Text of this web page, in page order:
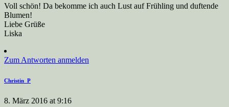
Voll schön! Da bekomme ich auch Lust auf Frühling und duftende
Blumen!
Liebe Grüße
Liska
Zum Antworten anmelden
Christin_P
8. März 2016 at 9:16